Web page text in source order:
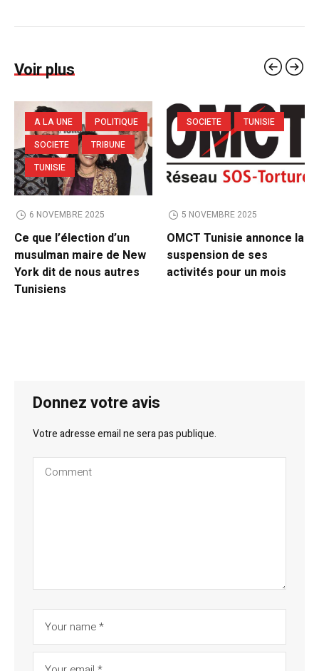
Voir plus
A LA UNE
POLITIQUE
SOCIETE
TRIBUNE
TUNISIE
6 NOVEMBRE 2025
Ce que l’élection d’un
musulman maire de New
York dit de nous autres
Tunisiens
SOCIETE TUNISIE
5 NOVEMBRE 2025
OMCT Tunisie annonce la
suspension de ses
activités pour un mois
Donnez votre avis
Votre adresse email ne sera pas publique.